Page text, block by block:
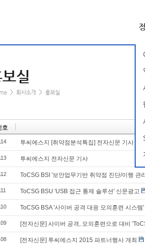
실
> 회사소개 > 홍보실
호
투씨에스지 [취약점분석특집] 전자신문 기사
투씨에스지 전자신문 기사
ToCSG BSI '보안업무기반 취약점 진단/이행 관
ToCSG BSU 'USB 접근 통제 솔루션' 신문광고
ToCSG BSA '사이버 공격 대응 모의훈련 시스템
[전자신문] 사이버 공격, 모의훈련으로 대비
[전자신문] 투씨에스지 2015 파트너행사 개최